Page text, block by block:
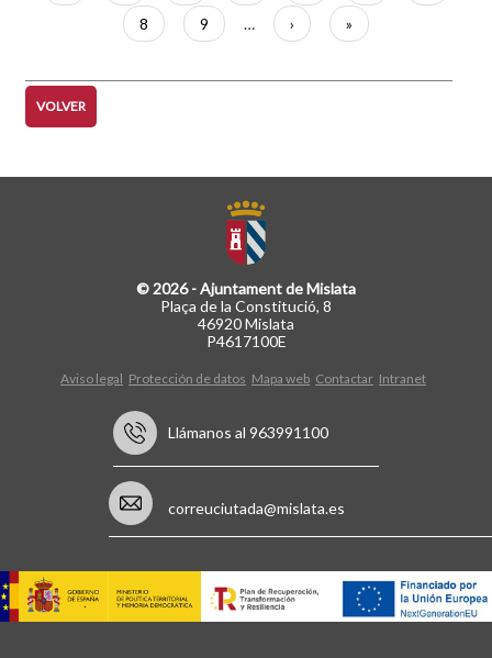
actual
Página
8 Página
9 …
Siguiente
página
›
Última
página
»
VOLVER
© 2026 - Ajuntament de Mislata
Plaça de la Constitució, 8
46920 Mislata
P4617100E
Aviso legal Protección de datos Mapa web Contactar Intranet
Llámanos al 963991100
correuciutada@mislata.es